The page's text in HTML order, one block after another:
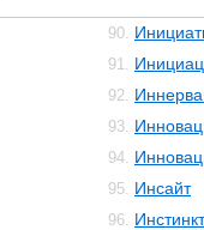
90.
91.
92.
93.
94.
95. Инсайт
96. Инстинкт